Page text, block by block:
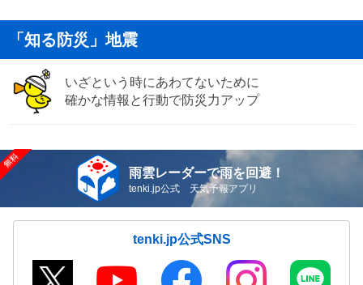
「知る防災」地震
いざという時にあわてないために
確かな情報と行動で防災力アップ
雨雲レーダーで雨を回避！
tenki.jp公式 天気予報アプリ
tenki.jp公式SNS